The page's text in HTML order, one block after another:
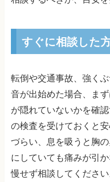
すぐに相談した
転倒や交通事故、強く
音が出始めた場合、ま
が隠れていないかを確
の検査を受けておくと
づらい、息を吸うと胸
にしていても痛みが引
慢せず相談してください